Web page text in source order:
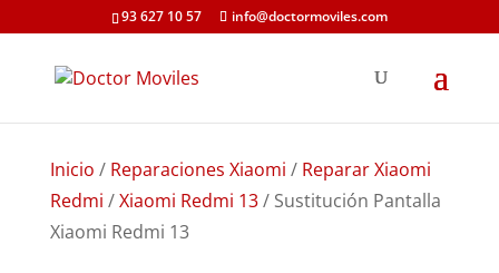
93 627 10 57 info@doctormoviles.com
Inicio / Reparaciones Xiaomi / Reparar Xiaomi
Redmi /Xiaomi Redmi 13/ Sustitución Pantalla
Xiaomi Redmi 13